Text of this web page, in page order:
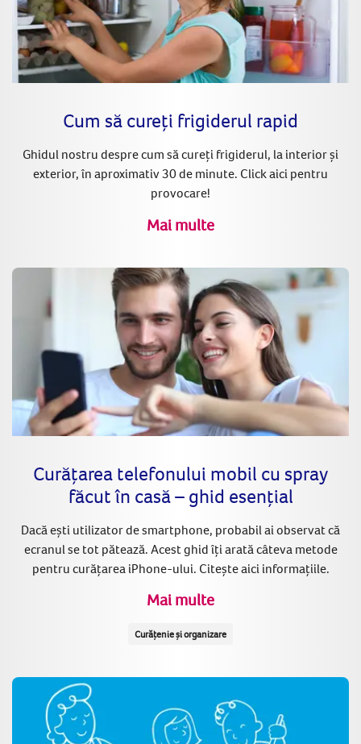
Cum să cureți frigiderul rapid
Ghidul nostru despre cum să cureți frigiderul, la interior și
exterior, în aproximativ 30 de minute. Click aici pentru
provocare!
Mai multe
Curățarea telefonului mobil cu spray
făcut în casă – ghid esențial
Dacă ești utilizator de smartphone, probabil ai observat că
ecranul se tot pătează. Acest ghid îți arată câteva metode
pentru curățarea iPhone-ului. Citește aici informațiile.
Mai multe
Curățenie și organizare